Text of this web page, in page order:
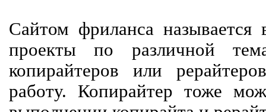
Сайтом фриланса называется
проекты по различной
копирайтеров или
работу. Копирайтер тоже